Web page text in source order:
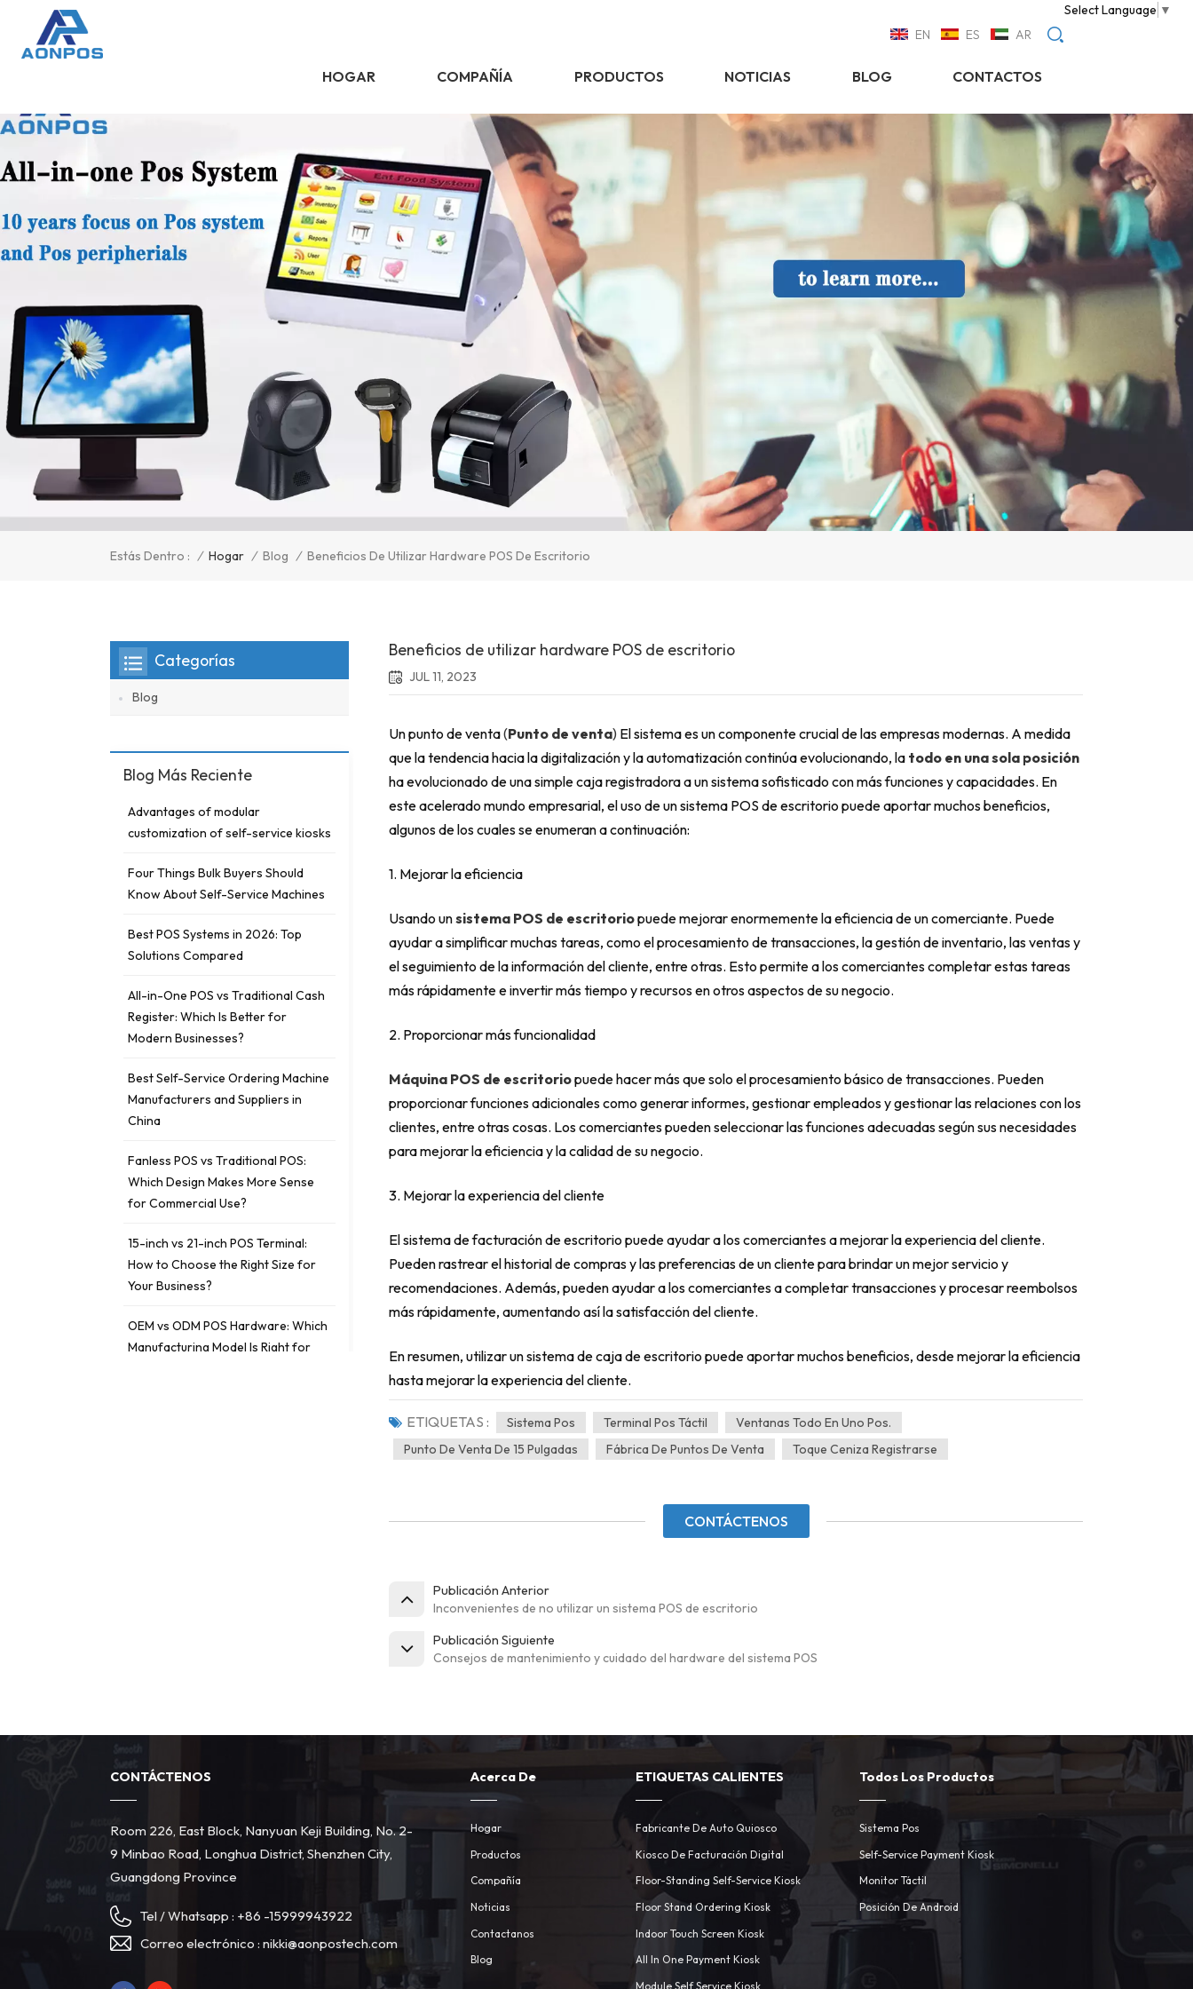
Select Language ▼
EN
ES AR
HOGAR COMPAÑÍA PRODUCTOS NOTICIAS BLOG CONTACTOS
Estás Dentro : / Hogar / Blog / Beneficios De Utilizar Hardware POS De Escritorio
Beneficios de utilizar hardware POS de escritorio
JUL 11, 2023
Un punto de venta(Punto de venta) El sistema es un componente crucial de las empresas modernas. A medida
que la tendencia hacia la digitalización y la automatización continúa evolucionando, la todo en una sola posición
ha evolucionado de una simple caja registradora a un sistema sofisticado con más funciones y capacidades. En
este acelerado mundo empresarial, el uso de un sistema POS de escritorio puede aportar muchos beneficios,
algunos de los cuales se enumeran a continuación:
1. Mejorar la eficiencia
Usando unsistema POS de escritoriopuede mejorar enormemente la eficiencia de un comerciante. Puede
ayudar a simplificar muchas tareas, como el procesamiento de transacciones, la gestión de inventario, las ventas y
el seguimiento de la información del cliente, entre otras. Esto permite a los comerciantes completar estas tareas
más rápidamente e invertir más tiempo y recursos en otros aspectos de su negocio.
2. Proporcionar más funcionalidad
Máquina POS de escritoriopuede hacer más que solo el procesamiento básico de transacciones. Pueden
proporcionar funciones adicionales como generar informes, gestionar empleados y gestionar las relaciones con los
clientes, entre otras cosas. Los comerciantes pueden seleccionar las funciones adecuadas según sus necesidades
para mejorar la eficiencia y la calidad de su negocio.
3. Mejorar la experiencia del cliente
El sistema de facturación de escritorio puede ayudar a los comerciantes a mejorar la experiencia del cliente.
Pueden rastrear el historial de compras y las preferencias de un cliente para brindar un mejor servicio y
recomendaciones. Además, pueden ayudar a los comerciantes a completar transacciones y procesar reembolsos
más rápidamente, aumentando así la satisfacción del cliente.
En resumen, utilizar un sistema de caja de escritorio puede aportar muchos beneficios, desde mejorar la eficiencia
hasta mejorar la experiencia del cliente.
ETIQUETAS : Sistema Pos Terminal Pos Táctil
Ventanas Todo En Uno Pos.
Punto De Venta De 15 Pulgadas
Fábrica De Puntos De Venta Toque Ceniza Registrarse
CONTÁCTENOS
Publicación Anterior
Inconvenientes de no utilizar un sistema POS de escritorio
Publicación Siguiente
Consejos de mantenimiento y cuidado del hardware del sistema POS
Categorías
Blog
Blog Más Reciente
Advantages of modular
customization of self-service kiosks
Four Things Bulk Buyers Should
Know About Self-Service Machines
Best POS Systems in 2026: Top
Solutions Compared
All-in-One POS vs Traditional Cash
Register: Which Is Better for
Modern Businesses?
Best Self-Service Ordering Machine
Manufacturers and Suppliers in
China
Fanless POS vs Traditional POS:
Which Design Makes More Sense
for Commercial Use?
15-inch vs 21-inch POS Terminal:
How to Choose the Right Size for
Your Business?
OEM vs ODM POS Hardware: Which
Manufacturing Model Is Right for
CONTÁCTENOS
Room 226, East Block, Nanyuan Keji Building, No. 2-
9 Minbao Road, Longhua District, Shenzhen City,
Guangdong Province
Tel / Whatsapp : +86 -15999943922
Correo electrónico :nikki@aonpostech.com
Acerca De
Hogar
Productos
Compañía
Noticias
Contactanos
Blog
ETIQUETAS CALIENTES
Fabricante De Auto Quiosco
Kiosco De Facturación Digital
Floor-Standing Self-Service Kiosk
Floor Stand Ordering Kiosk
Indoor Touch Screen Kiosk
All In One Payment Kiosk
Module Self Service Kiosk
Todos Los Productos
Sistema Pos
Self-Service Payment Kiosk
Monitor Táctil
Posición De Android